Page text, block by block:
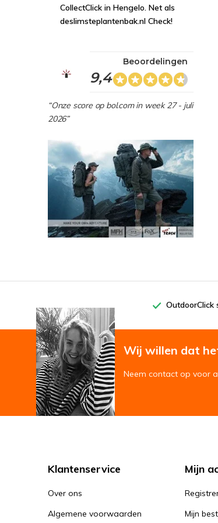
CollectClick in Hengelo. Net als
deslimsteplantenbak.nl Check!
9,4
Beoordelingen
“Onze score op bol.com in week 27 - juli
2026”
OutdoorClick
Wij willen dat
Neem contact op voor
Klantenservice
Over ons
Algemene voorwaarden
Mijn
Mijn